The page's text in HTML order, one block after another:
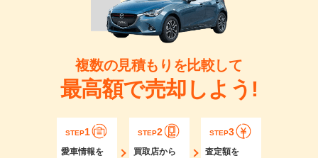
複数の見積もりを比較して
最高額で売却しよう!
STEP1
愛車情報を
STEP2
買取店から
STEP3
査定額を